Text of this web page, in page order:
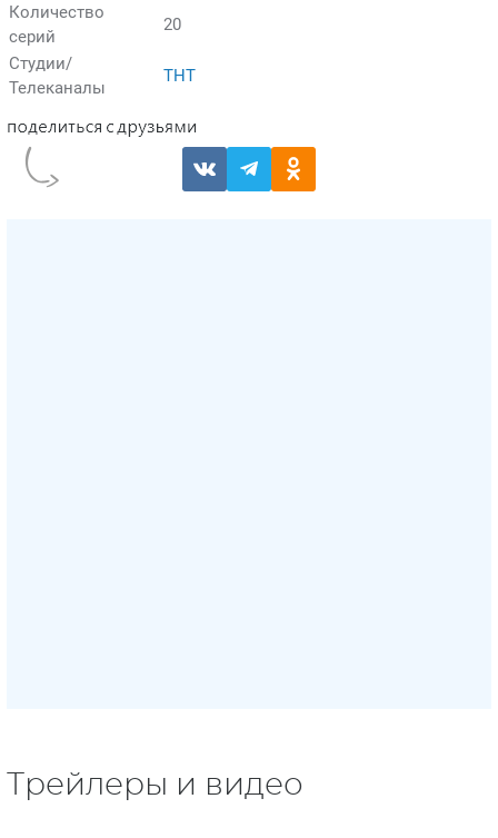
Количество
серий
20
Студии/
Телеканалы
ТНТ
Трейлеры и видео